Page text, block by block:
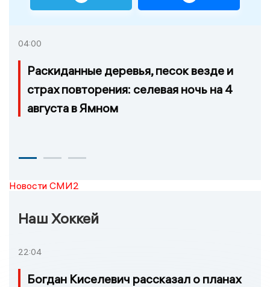
04:00
Раскиданные деревья, песок везде и
страх повторения: селевая ночь на 4
августа в Ямном
Новости СМИ2
Наш Хоккей
22:04
Богдан Киселевич рассказал о планах